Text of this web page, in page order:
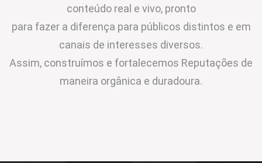
conteúdo real e vivo, pronto
para fazer a diferença para públicos distintos e em
canais de interesses diversos.
Assim, construímos e fortalecemos Reputações de
maneira orgânica e duradoura.